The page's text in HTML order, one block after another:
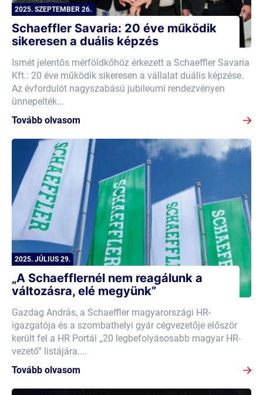
2025. SZEPTEMBER 26.
Schaeffler Savaria: 20 éve működik
sikeresen a duális képzés
Ismét jelentős mérföldkőhöz érkezett a Schaeffler Savaria
Kft.: 20 éve működik sikeresen a vállalat duális képzése.
Az évfordulót nagyszabású jubileumi rendezvényen
ünnepelték...
Tovább olvasom
2025. JÚLIUS 29.
„A Schaefflernél nem reagálunk a
változásra, elé megyünk”
Gazdag András, a Schaeffler magyarországi HR-
igazgatója és a szombathelyi gyár cégvezetője először
került fel a HR Portál „20 legbefolyásosabb magyar HR-
vezető” listájára....
Tovább olvasom